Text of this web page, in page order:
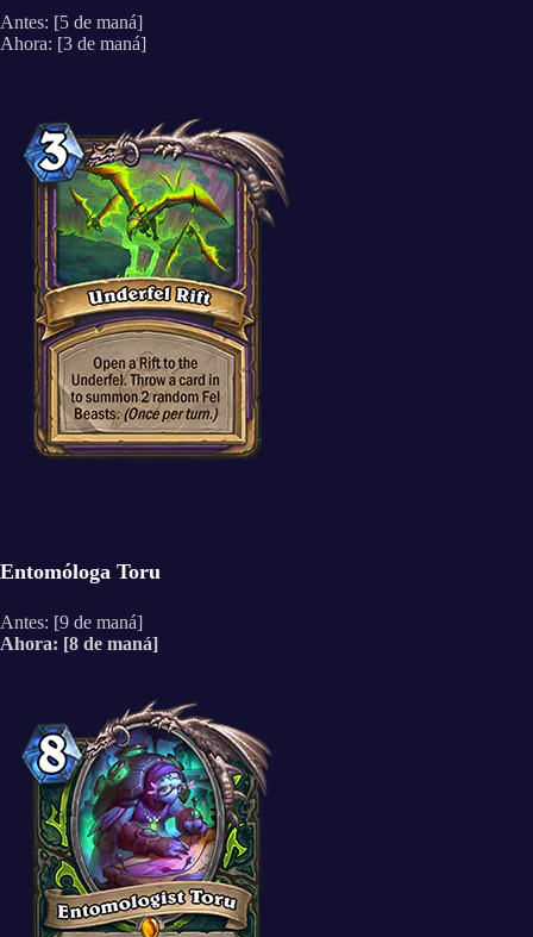
Antes: [5 de maná]
Ahora: [3 de maná]
Entomóloga Toru
Antes: [9 de maná]
Ahora: [8 de maná]